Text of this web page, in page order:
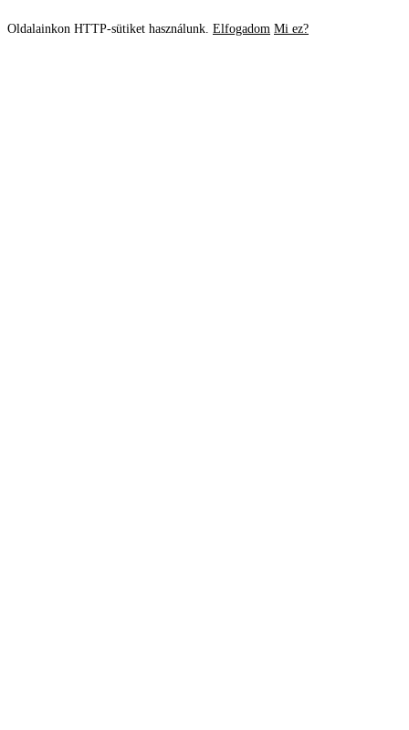
Oldalainkon HTTP-sütiket használunk. Elfogadom Mi ez?